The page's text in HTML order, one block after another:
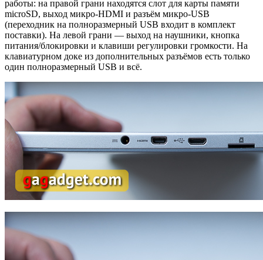
работы: на правой грани находятся слот для карты памяти
microSD, выход микро-HDMI и разъём микро-USB
(переходник на полноразмерный USB входит в комплект
поставки). На левой грани — выход на наушники, кнопка
питания/блокировки и клавиши регулировки громкости. На
клавиатурном доке из дополнительных разъёмов есть только
один полноразмерный USB и всё.